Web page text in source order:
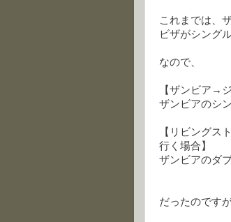
これまでは、
ビザがシング
なので、
【ザンビア→
ザンビアのシ
【リビングス
行く場合】
ザンビアのダ
だったのですが